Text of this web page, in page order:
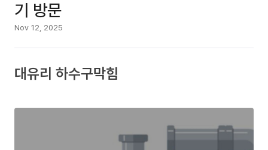
기 방문
Nov 12, 2025
대유리 하수구막힘